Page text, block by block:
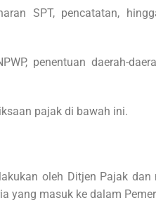
SPT, pencatatan,
penentuan daerah-
pajak di bawah ini.
oleh Ditjen Pajak dan
yang masuk ke dalam